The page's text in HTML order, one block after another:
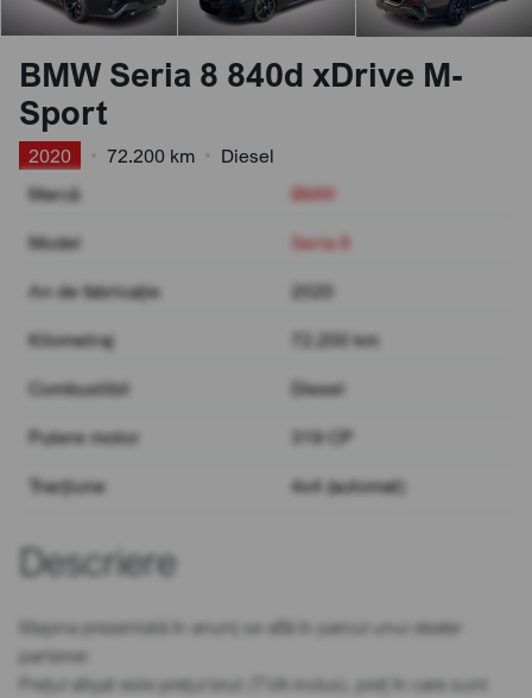
BMW Seria 8 840d xDrive M-
Sport
2020 72.200 km
Diesel
Marcă
BMW
Model Seria 8
An de fabricație 2020
Kilometraj 72.200 km
Combustibil Diesel
Putere motor 319 CP
Tracțiune 4x4 (automat)
Descriere
Mașina prezentată în anunț se află în parcul unui dealer
partener.
Prețul afișat este prețul brut (TVA inclus), preț în care sunt